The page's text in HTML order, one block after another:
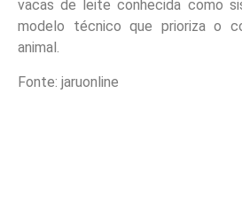
vacas de leite conhecida como
modelo técnico que prioriza o
animal.
Fonte: jaruonline